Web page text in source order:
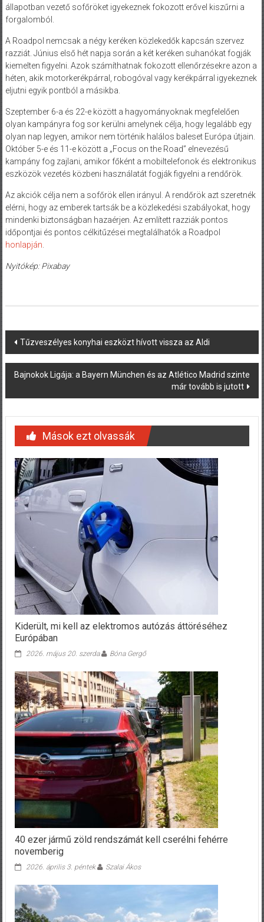
állapotban vezető sofőröket igyekeznek fokozott erővel kiszűrni a
forgalomból.
A Roadpol nemcsak a négy keréken közlekedők kapcsán szervez
razziát. Június első hét napja során a két keréken suhanókat fogják
kiemelten figyelni. Azok számíthatnak fokozott ellenőrzésekre azon a
héten, akik motorkerékpárral, robogóval vagy kerékpárral igyekeznek
eljutni egyik pontból a másikba.
Szeptember 6-a és 22-e között a hagyományoknak megfelelően
olyan kampányra fog sor kerülni amelynek célja, hogy legalább egy
olyan nap legyen, amikor nem történik halálos baleset Európa útjain.
Október 5-e és 11-e között a „Focus on the Road” elnevezésű
kampány fog zajlani, amikor főként a mobiltelefonok és elektronikus
eszközök vezetés közbeni használatát fogják figyelni a rendőrök.
Az akciók célja nem a sofőrök ellen irányul. A rendőrök azt szeretnék
elérni, hogy az emberek tartsák be a közlekedési szabályokat, hogy
mindenki biztonságban hazaérjen. Az említett razziák pontos
időpontjai és pontos célkitűzései megtalálhatók a Roadpol
honlapján
Nyitókép: Pixabay
Post
navigation
Tűzveszélyes konyhai eszközt hívott vissza az Aldi
Bajnokok Ligája: a Bayern München és az Atlético Madrid szinte
már tovább is jutott
Mások ezt olvassák
Kiderült, mi kell az elektromos autózás áttöréséhez
Európában
2026. május 20. szerda Bóna Gergő
40 ezer jármű zöld rendszámát kell cserélni fehérre
novemberig
2026. április 3. péntek Szalai Ákos